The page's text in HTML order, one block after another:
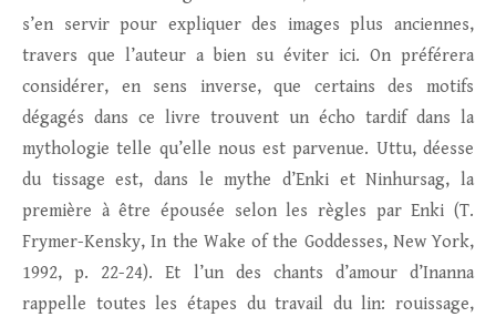
s’en servir pour expliquer des images plus anciennes,
travers que l’auteur a bien su éviter ici. On préférera
considérer, en sens inverse, que certains des motifs
dégagés dans ce livre trouvent un écho tardif dans la
mythologie telle qu’elle nous est parvenue. Uttu, déesse
du tissage est, dans le mythe d’Enki et Ninhursag, la
première à être épousée selon les règles par Enki (T.
Frymer-Kensky, In the Wake of the Goddesses, New York,
1992, p. 22-24). Et l’un des chants d’amour d’Inanna
rappelle toutes les étapes du travail du lin: rouissage,